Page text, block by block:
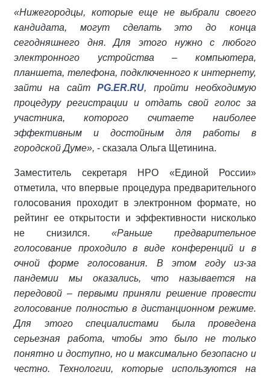
«Нижегородцы, которые еще не выбрали своего
кандидата, могут сделать это до конца
сегодняшнего дня. Для этого нужно с любого
электронного устройства – компьютера,
планшета, телефона, подключенного к интернету,
зайти на сайтPG.ER.RU, пройти необходимую
процедуру регистрации и отдать свой голос за
участника, которого считаете наиболее
эффективным и достойным для работы в
городской Думе», - сказала Ольга Щетинина.
Заместитель секретаря НРО «Единой России»
отметила, что впервые процедура предварительного
голосования проходит в электронном формате, но
рейтинг ее открытости и эффективности нисколько
не снизился. «Раньше предварительное
голосование проходило в виде конференций и в
очной форме голосования. В этом году из-за
пандемии мы оказались, что называется на
передовой – первыми приняли решение провести
голосование полностью в дистанционном режиме.
Для этого специалистами была проведена
серьезная работа, чтобы это было не только
понятно и доступно, но и максимально безопасно и
честно. Технологии, которые используются на